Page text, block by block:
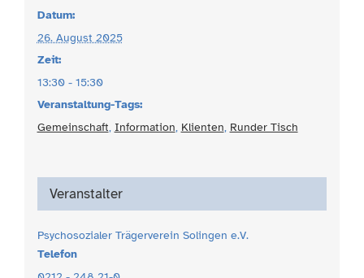
Datum:
26. August 2025
Zeit:
13:30 - 15:30
Veranstaltung-Tags:
Gemeinschaft, Information, Klienten, Runder Tisch
Veranstalter
Psychosozialer Trägerverein Solingen e.V.
Telefon